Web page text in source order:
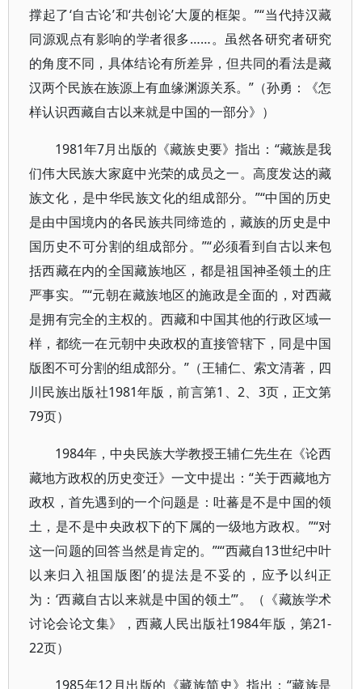
撑起了‘自古论’和‘共创论’大厦的框架。”“当代持汉藏
同源观点有影响的学者很多……。虽然各研究者研究
的角度不同，具体结论有所差异，但共同的看法是藏
汉两个民族在族源上有血缘渊源关系。”（孙勇：《怎
样认识西藏自古以来就是中国的一部分》）
1981年7月出版的《藏族史要》指出：“藏族是我
们伟大民族大家庭中光荣的成员之一。高度发达的藏
族文化，是中华民族文化的组成部分。”“中国的历史
是由中国境内的各民族共同缔造的，藏族的历史是中
国历史不可分割的组成部分。”“必须看到自古以来包
括西藏在内的全国藏族地区，都是祖国神圣领土的庄
严事实。”“元朝在藏族地区的施政是全面的，对西藏
是拥有完全的主权的。西藏和中国其他的行政区域一
样，都统一在元朝中央政权的直接管辖下，同是中国
版图不可分割的组成部分。”（王辅仁、索文清著，四
川民族出版社1981年版，前言第1、2、3页，正文第
79页）
1984年，中央民族大学教授王辅仁先生在《论西
藏地方政权的历史变迁》一文中提出：“关于西藏地方
政权，首先遇到的一个问题是：吐蕃是不是中国的领
土，是不是中央政权下的下属的一级地方政权。”“对
这一问题的回答当然是肯定的。”“‘西藏自13世纪中叶
以来归入祖国版图’的提法是不妥的，应予以纠正
为：‘西藏自古以来就是中国的领土’”。（《藏族学术
讨论会论文集》，西藏人民出版社1984年版，第21-
22页）
1985年12月出版的《藏族简史》指出：“藏族是